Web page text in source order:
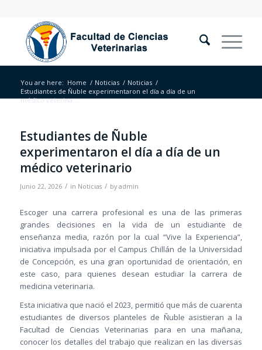
You are here: Home / Noticias / Noticias /
Estudiantes de Ñuble experimentaron el día a día de un
médico veterina...
Estudiantes de Ñuble
experimentaron el día a día de un
médico veterinario
Junio 22, 2026 / in Noticias / by admin
Escoger una carrera profesional es una de las primeras
grandes decisiones en la vida de un estudiante de
enseñanza media, razón por la cual “Vive la Experiencia”,
iniciativa impulsada por el Campus Chillán de la Universidad
de Concepción, es una gran oportunidad de orientación, en
este caso, para quienes desean estudiar la carrera de
medicina veterinaria.
Esta iniciativa que nació el 2023, permitió que más de cuarenta
estudiantes de diversos planteles de Ñuble asistieran a la
Facultad de Ciencias Veterinarias para en una mañana,
conocer los detalles del trabajo que realizan en las diversas